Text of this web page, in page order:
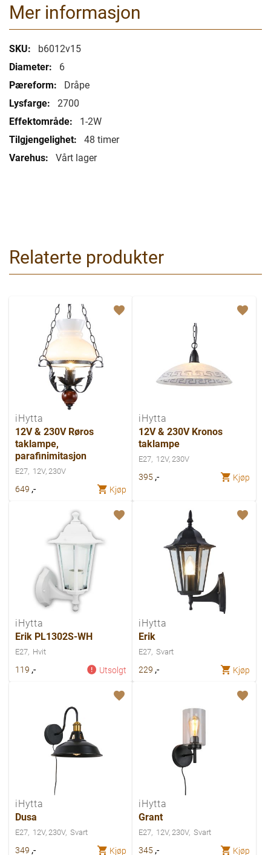
Mer informasjon
Mer
informasjon
b6012v15
6
Dråpe
2700
1-2W
48 timer
Vårt lager
Relaterte produkter
iHytta
12V & 230V Røros
taklampe,
parafinimitasjon
E27 12V, 230V
649 ,- Kjøp
iHytta
12V & 230V Kronos
taklampe
E27 12V, 230V
395 ,- Kjøp
iHytta
Erik PL1302S-WH
E27 Hvit
119 ,- Utsolgt
iHytta
Erik
E27 Svart
229 ,- Kjøp
iHytta
Dusa
E27 12V, 230V Svart
349 ,- Kjøp
iHytta
Grant
E27 12V, 230V Svart
345 ,- Kjøp